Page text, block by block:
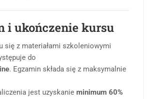
i ukończenie kursu
się z materiałami szkoleniowymi
do
. Egzamin składa się z maksymalnie
jest uzyskanie minimum 60%